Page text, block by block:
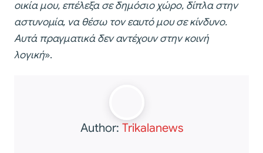
οικία μου, επέλεξα σε δημόσιο χώρο, δίπλα στην
αστυνομία, να θέσω τον εαυτό μου σε κίνδυνο.
Αυτά πραγματικά δεν αντέχουν στην κοινή
λογική».
Author: Trikalanews